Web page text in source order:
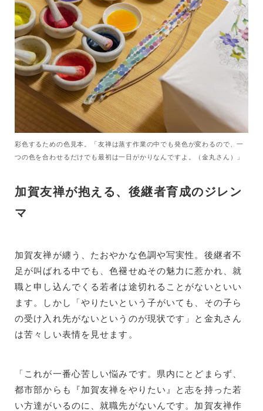
彩色するための色見本。「友禅は蒸す作業の中でも発色が変わるので、一
つの色を合わせるだけでも最初は一日がかりなんですよ。（金丸さん）」
加賀友禅が抱える、後継者育成のジレン
マ
加賀友禅が纏う、たおやかな色調や写実性。後継者不
足が叫ばれる中でも、色褪せぬその魅力に惹かれ、就
職と申し込んでくる若者は途切れることがないといい
ます。しかし「やりたいという子がいても、その子ら
の受け入れ先がないというのが現状です」と金丸さん
は苦々しい表情を見せます。
「これが一番心苦しい悩みです。県内にとどまらず、
都市部からも『加賀友禅をやりたい』と志を持った若
い方達がいるのに、就職先がないんです。加賀友禅作